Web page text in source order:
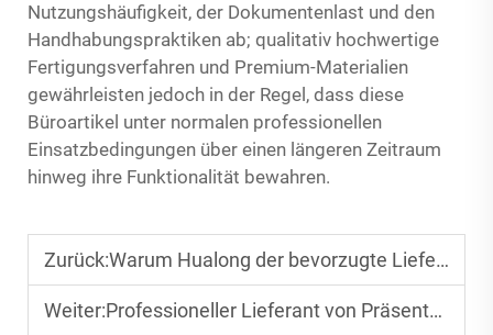
Nutzungshäufigkeit, der Dokumentenlast und den
Handhabungspraktiken ab; qualitativ hochwertige
Fertigungsverfahren und Premium-Materialien
gewährleisten jedoch in der Regel, dass diese
Büroartikel unter normalen professionellen
Einsatzbedingungen über einen längeren Zeitraum
hinweg ihre Funktionalität bewahren.
Zurück:Warum Hualong der bevorzugte Lieferant für globale Marken im Bereich Schreibwaren- und Aufbewahrungsprodukte ist
Weiter:Professioneller Lieferant von Präsentationsmappen für hochwertige Geschäftspräsentationen